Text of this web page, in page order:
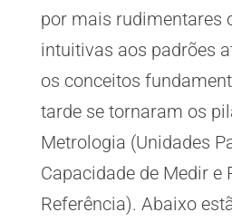
por mais rudimentares
intuitivas aos padrões
os conceitos
tarde se tornaram os
Metrologia (Unidades
Capacidade de Medir e
Referência). Abaixo